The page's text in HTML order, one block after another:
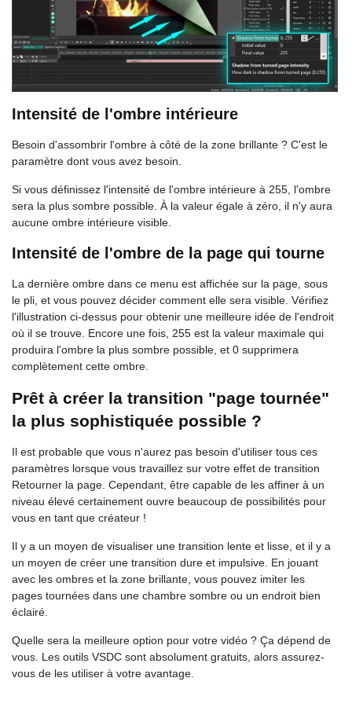
Intensité de l'ombre intérieure
Besoin d'assombrir l'ombre à côté de la zone brillante ? C'est le
paramètre dont vous avez besoin.
Si vous définissez l'intensité de l'ombre intérieure à 255, l'ombre
sera la plus sombre possible. À la valeur égale à zéro, il n'y aura
aucune ombre intérieure visible.
Intensité de l'ombre de la page qui tourne
La dernière ombre dans ce menu est affichée sur la page, sous
le pli, et vous pouvez décider comment elle sera visible. Vérifiez
l'illustration ci-dessus pour obtenir une meilleure idée de l'endroit
où il se trouve. Encore une fois, 255 est la valeur maximale qui
produira l'ombre la plus sombre possible, et 0 supprimera
complètement cette ombre.
Prêt à créer la transition "page tournée"
la plus sophistiquée possible ?
Il est probable que vous n'aurez pas besoin d'utiliser tous ces
paramètres lorsque vous travaillez sur votre effet de transition
Retourner la page. Cependant, être capable de les affiner à un
niveau élevé certainement ouvre beaucoup de possibilités pour
vous en tant que créateur !
Il y a un moyen de visualiser une transition lente et lisse, et il y a
un moyen de créer une transition dure et impulsive. En jouant
avec les ombres et la zone brillante, vous pouvez imiter les
pages tournées dans une chambre sombre ou un endroit bien
éclairé.
Quelle sera la meilleure option pour votre vidéo ? Ça dépend de
vous. Les outils VSDC sont absolument gratuits, alors assurez-
vous de les utiliser à votre avantage.